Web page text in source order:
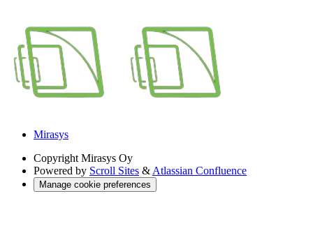
Mirasys
Copyright Mirasys Oy
Powered by Scroll Sites &Atlassian Confluence
Manage cookie preferences